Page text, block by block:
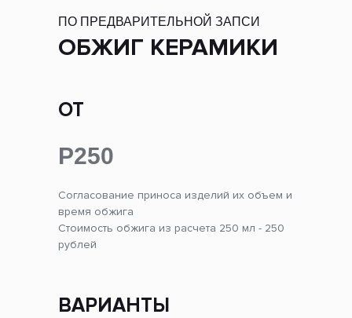
ОБЖИГ КЕРАМИКИ
Согласование приноса изделий их объем и
время обжига
Стоимость обжига из расчета 250 мл - 250
рублей
ПО ПРЕДВАРИТЕЛЬНОЙ ЗАПСИ
ОТ
Р250
ВАРИАНТЫ